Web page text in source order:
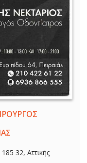
32, Αττικής